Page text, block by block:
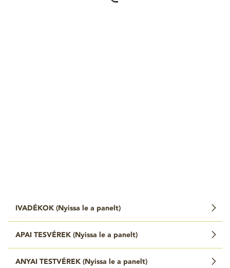
IVADÉKOK ( Nyissa le a panelt)
APAI TESVÉREK ( Nyissa le a panelt)
ANYAI TESTVÉREK ( Nyissa le a panelt)